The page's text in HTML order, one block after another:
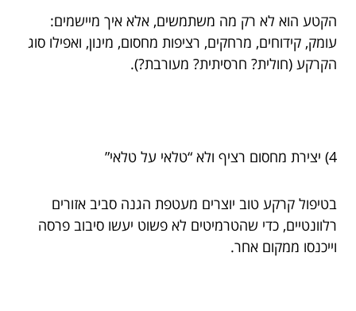
הקטע הוא לא רק מה משתמשים, אלא איך מיישמים:
עומק, קידוחים, מרחקים, רציפות מחסום, מינון, ואפילו סוג
הקרקע (חולית? חרסיתית? מעורבת?).
4) יצירת מחסום רציף ולא “טלאי על טלאי”
בטיפול קרקע טוב יוצרים מעטפת הגנה סביב אזורים
רלוונטיים, כדי שהטרמיטים לא פשוט יעשו סיבוב פרסה
וייכנסו ממקום אחר.